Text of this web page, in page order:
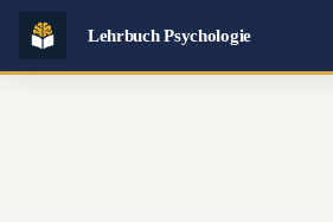
Zum
Inhalt
Lehrbuch Psychologie